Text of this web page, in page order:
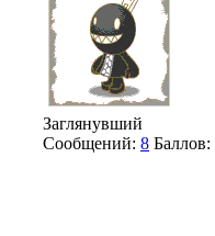
Заглянувший
Сообщений: 8 Баллов: